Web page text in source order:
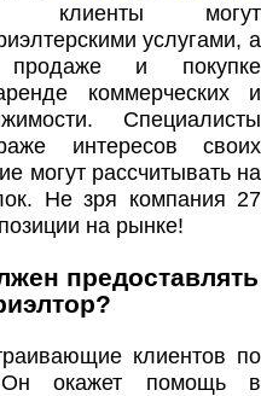
могут
услугами, а
и покупке
коммерческих и
Специалисты
интересов своих
могут рассчитывать на
Не зря компания 27
на рынке!
предоставлять
клиентов по
окажет помощь в